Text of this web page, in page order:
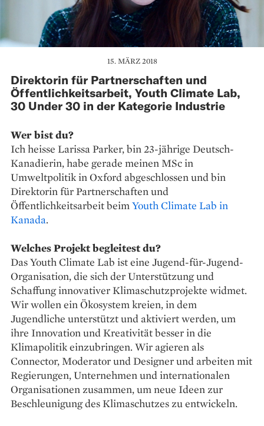
15. MÄRZ 2018
Direktorin für Partnerschaften und
Öffentlichkeitsarbeit, Youth Climate Lab,
30 Under 30 in der Kategorie Industrie
Wer bist du?
Ich heisse Larissa Parker, bin 23-jährige Deutsch-
Kanadierin, habe gerade meinen MSc in
Umweltpolitik in Oxford abgeschlossen und bin
Direktorin für Partnerschaften und
Öffentlichkeitsarbeit beimYouth Climate Lab in
Kanada.
Welches Projekt begleitest du?
Das Youth Climate Lab ist eine Jugend-für-Jugend-
Organisation, die sich der Unterstützung und
Schaffung innovativer Klimaschutzprojekte widmet.
Wir wollen ein Ökosystem kreien, in dem
Jugendliche unterstützt und aktiviert werden, um
ihre Innovation und Kreativität besser in die
Klimapolitik einzubringen. Wir agieren als
Connector, Moderator und Designer und arbeiten mit
Regierungen, Unternehmen und internationalen
Organisationen zusammen, um neue Ideen zur
Beschleunigung des Klimaschutzes zu entwickeln.